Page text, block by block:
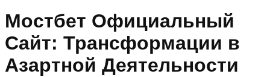
Мостбет Официальный
Сайт: Трансформации в
Азартной Деятельности